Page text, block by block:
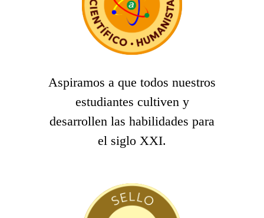
Aspiramos a que todos nuestros
estudiantes cultiven y
desarrollen las habilidades para
el siglo XXI.